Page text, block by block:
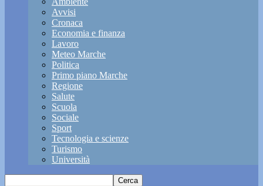
Avvisi
Cronaca
Economia e finanza
Lavoro
Meteo Marche
Politica
Primo piano Marche
Regione
Salute
Scuola
Sociale
Sport
Tecnologia e scienze
Turismo
Università